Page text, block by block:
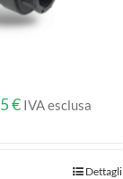
€Fascia
IVA esclusa
Dettagli